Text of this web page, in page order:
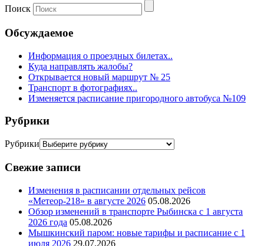
Поиск
Обсуждаемое
Информация о проездных билетах..
Куда направлять жалобы?
Открывается новый маршрут № 25
Транспорт в фотографиях..
Изменяется расписание пригородного автобуса №109
Рубрики
Рубрики
Свежие записи
Изменения в расписании отдельных рейсов
«Метеор-218» в августе 2026 05.08.2026
Обзор изменений в транспорте Рыбинска с 1 августа
2026 года 05.08.2026
Мышкинский паром: новые тарифы и расписание с 1
июля 2026 29.07.2026